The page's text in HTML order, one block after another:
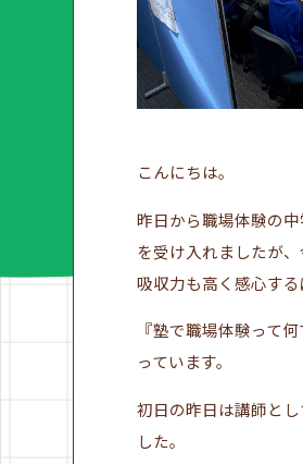
こんにちは。
昨日から職場体験の
を受け入れましたが
吸収力も高く感心する
『塾で職場体験って
っています。
初日の昨日は講師と
した。